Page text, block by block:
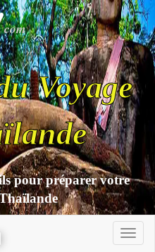
com
Voyage
pour préparer votre